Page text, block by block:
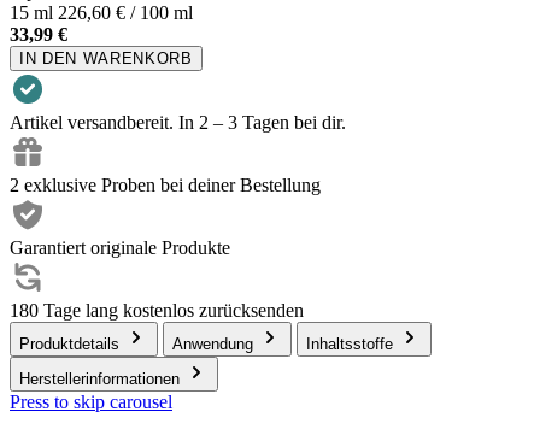
15 ml 226,60 € / 100 ml
33,99 €
IN DEN WARENKORB
Artikel versandbereit. In 2 – 3 Tagen bei dir.
2 exklusive Proben bei deiner Bestellung
Garantiert originale Produkte
180 Tage lang kostenlos zurücksenden
Produktdetails Anwendung
Inhaltsstoffe
Herstellerinformationen
Press to skip carousel